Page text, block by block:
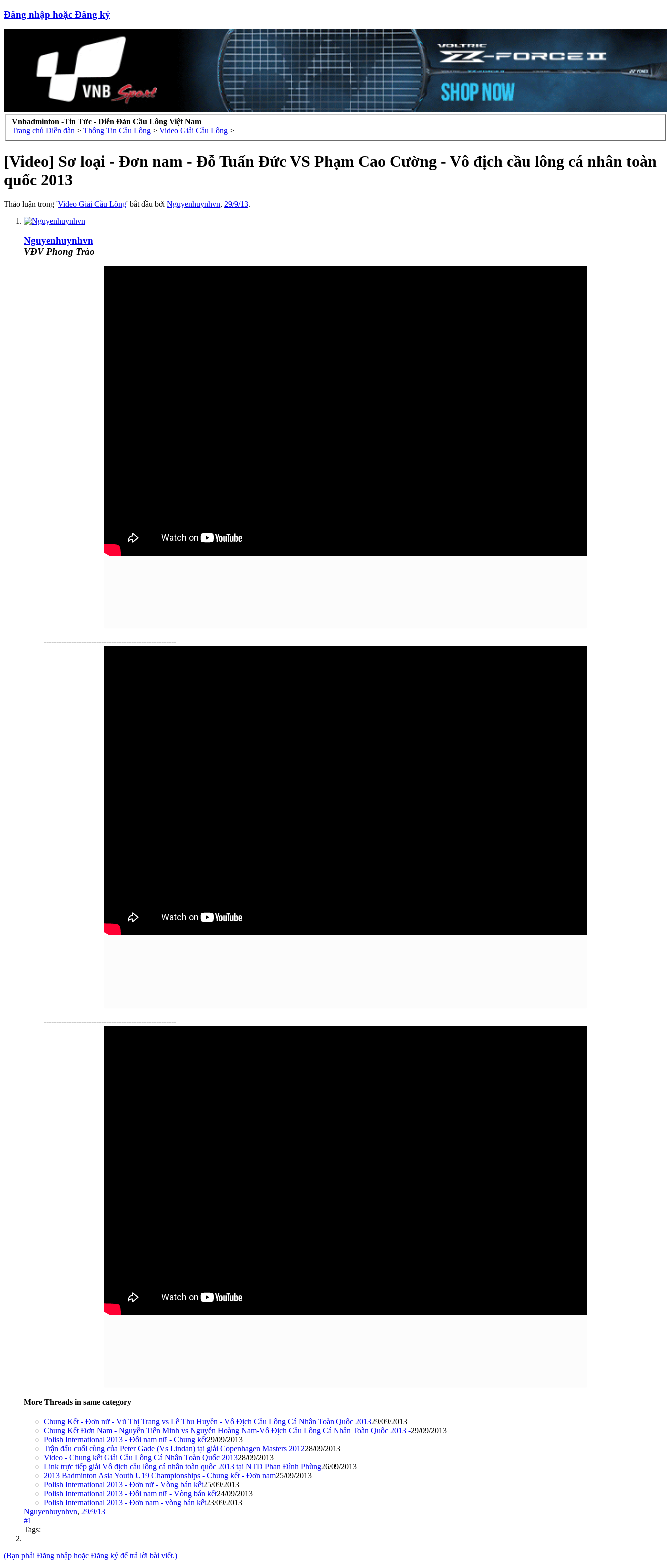
Đăng nhập hoặc Đăng ký
Vnbadminton -Tin Tức - Diễn Đàn Cầu Lông Việt Nam
Trang chủ Diễn đàn > Thông Tin Cầu Lông > Video Giải Cầu Lông >
[Video] Sơ loại - Đơn nam - Đỗ Tuấn Đức VS Phạm Cao Cường - Vô địch cầu lông cá nhân toàn
quốc 2013
Thảo luận trong 'Video Giải Cầu Lông' bắt đầu bởi Nguyenhuynhvn, 29/9/13.
Nguyenhuynhvn
VĐV Phong Trào
-----------------------------------------------------
-----------------------------------------------------
More Threads in same category
Chung Kết - Đơn nữ - Vũ Thị Trang vs Lê Thu Huyền - Vô Địch Cầu Lông Cá Nhân Toàn Quốc 201329/09/2013
Chung Kết Đơn Nam - Nguyễn Tiến Minh vs Nguyễn Hoàng Nam-Vô Địch Cầu Lông Cá Nhân Toàn Quốc 2013 -29/09/2013
Polish International 2013 - Đôi nam nữ - Chung kết29/09/2013
Trận đấu cuối cùng của Peter Gade (Vs Lindan) tại giải Copenhagen Masters 201228/09/2013
Video - Chung kết Giải Cầu Lông Cá Nhân Toàn Quốc 201328/09/2013
Link trực tiếp giải Vô địch cầu lông cá nhân toàn quốc 2013 tại NTD Phan Đình Phùng26/09/2013
2013 Badminton Asia Youth U19 Championships - Chung kết - Đơn nam25/09/2013
Polish International 2013 - Đơn nữ - Vòng bán kết25/09/2013
Polish International 2013 - Đôi nam nữ - Vòng bán kết24/09/2013
Polish International 2013 - Đơn nam - vòng bán kết23/09/2013
Nguyenhuynhvn, 29/9/13
#1
Tags:
(Bạn phải Đăng nhập hoặc Đăng ký để trả lời bài viết.)